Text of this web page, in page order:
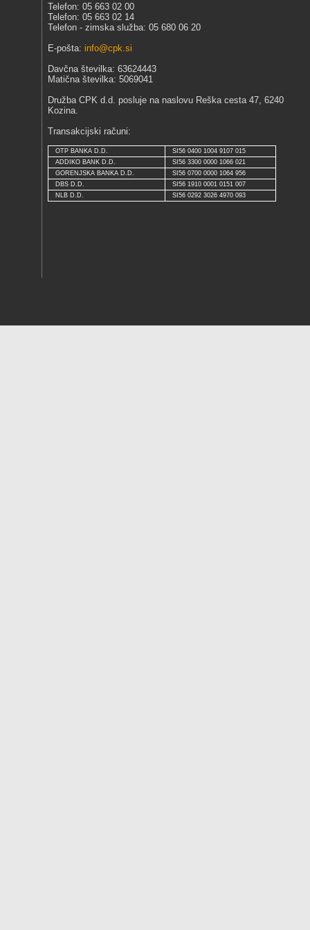
Telefon: 05 663 02 00
Telefon: 05 663 02 14
Telefon - zimska služba: 05 680 06 20
E-pošta:info@cpk.si
Davčna številka: 63624443
Matična številka: 5069041
Družba CPK d.d. posluje na naslovu Reška cesta 47, 6240
Kozina.
Transakcijski računi:
OTP BANKA D.D.
SI56 0400 1004 9107 015
ADDIKO BANK D.D.
SI56 3300 0000 1066 021
GORENJSKA BANKA D.D.
SI56 0700 0000 1064 956
DBS D.D.
SI56 1910 0001 0151 007
NLB D.D.
SI56 0292 3026 4970 093